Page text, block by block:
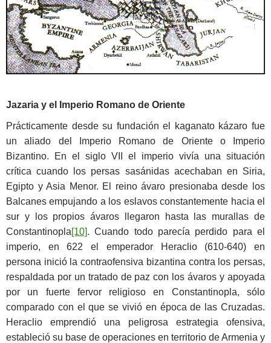
Jazaria y el Imperio Romano de Oriente
Prácticamente desde su fundación el kaganato kázaro fue
un aliado del Imperio Romano de Oriente o Imperio
Bizantino. En el siglo VII el imperio vivía una situación
crítica cuando los persas sasánidas acechaban en Siria,
Egipto y Asia Menor. El reino ávaro presionaba desde los
Balcanes empujando a los eslavos constantemente hacia el
sur y los propios ávaros llegaron hasta las murallas de
Constantinopla[10]. Cuando todo parecía perdido para el
imperio, en 622 el emperador Heraclio (610-640) en
persona inició la contraofensiva bizantina contra los persas,
respaldada por un tratado de paz con los ávaros y apoyada
por un fuerte fervor religioso en Constantinopla, sólo
comparado con el que se vivió en época de las Cruzadas.
Heraclio emprendió una peligrosa estrategia ofensiva,
estableció su base de operaciones en territorio de Armenia y